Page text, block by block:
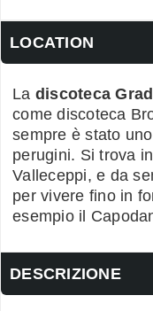
LOCATION
La discoteca
come discoteca
sempre è stato
perugini. Si trova
Valleceppi, e da
per vivere fino in
esempio il
DESCRIZIONE